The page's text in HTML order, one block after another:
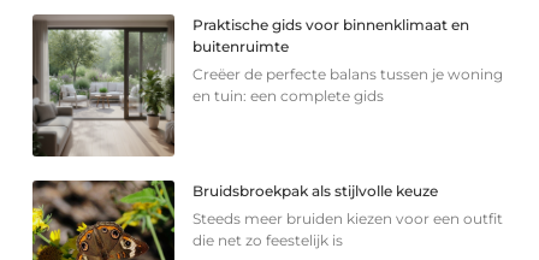
Praktische gids voor binnenklimaat en
buitenruimte
Creëer de perfecte balans tussen je woning
en tuin: een complete gids
Bruidsbroekpak als stijlvolle keuze
Steeds meer bruiden kiezen voor een outfit
die net zo feestelijk is